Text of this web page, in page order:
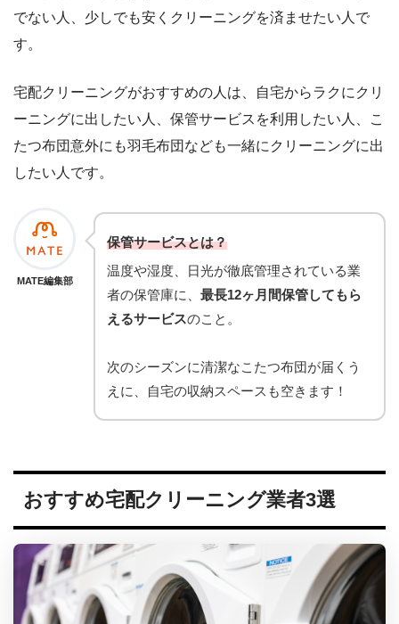
でない人、少しでも安くクリーニングを済ませたい人で
す。
宅配クリーニングがおすすめの人は、自宅からラクにクリ
ーニングに出したい人、保管サービスを利用したい人、こ
たつ布団意外にも羽毛布団なども一緒にクリーニングに出
したい人です。
MATE編集部
保管サービスとは？
温度や湿度、日光が徹底管理されている業
者の保管庫に、 最長12ヶ月間保管してもら
えるサービスのこと。
次のシーズンに清潔なこたつ布団が届くう
えに、自宅の収納スペースも空きます！
おすすめ宅配クリーニング業者3選